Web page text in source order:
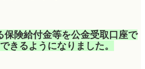
保険給付金等を公金受取口座で
きるようになりました。